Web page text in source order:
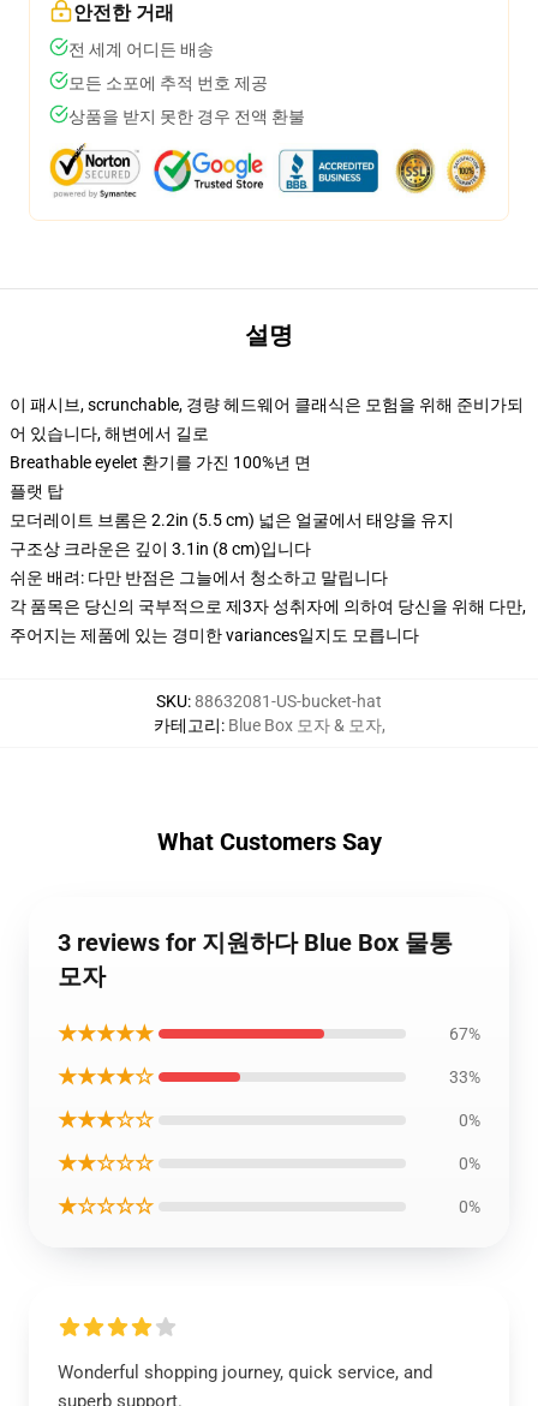
안전한 거래
전 세계 어디든 배송
모든 소포에 추적 번호 제공
상품을 받지 못한 경우 전액 환불
설명
이 패시브, scrunchable, 경량 헤드웨어 클래식은 모험을 위해 준비가되
어 있습니다, 해변에서 길로
Breathable eyelet 환기를 가진 100%년 면
플랫 탑
모더레이트 브롬은 2.2in (5.5 cm) 넓은 얼굴에서 태양을 유지
구조상 크라운은 깊이 3.1in (8 cm)입니다
쉬운 배려: 다만 반점은 그늘에서 청소하고 말립니다
각 품목은 당신의 국부적으로 제3자 성취자에 의하여 당신을 위해 다만,
주어지는 제품에 있는 경미한 variances일지도 모릅니다
SKU:88632081-US-bucket-hat
카테고리: Blue Box 모자 & 모자,
What Customers Say
3 reviews for 지원하다 Blue Box 물통
모자
★★★★★ 67%
★★★★☆ 33%
★★★☆☆ 0%
★★☆☆☆ 0%
★☆☆☆☆ 0%
Wonderful shopping journey, quick service, and
superb support.